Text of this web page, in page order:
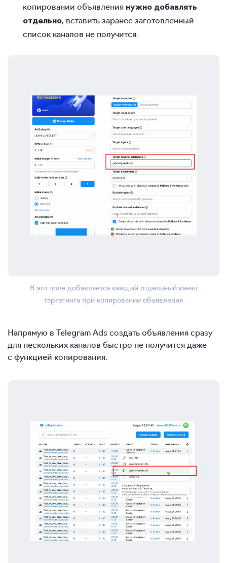
копировании объявления нужно добавлять
отдельно, вставить заранее заготовленный
список каналов не получится.
В это поле добавляется каждый отдельный канал
таргетинга при копировании объявления
Напрямую в Telegram Ads создать объявления сразу
для нескольких каналов быстро не получится даже
с функцией копирования.